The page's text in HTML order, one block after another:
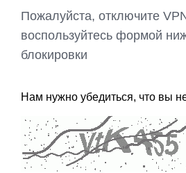
Пожалуйста, отключите
воспользуйтесь формой
блокировки
Нам нужно убедиться, что вы